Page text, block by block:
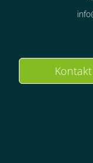
Kontakt